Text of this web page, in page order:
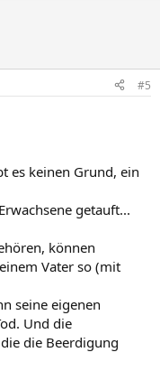
#5
es keinen Grund, ein
getauft...
können
Vater so (mit
seine eigenen
Und die
die Beerdigung